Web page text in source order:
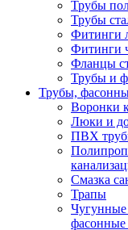
Трубы
Трубы
Фитинги
Фитинги
Фланцы
Трубы и
Трубы,
Воронки
Люки и
ПВХ
Смазка
Трапы
Чугунные
фасонные